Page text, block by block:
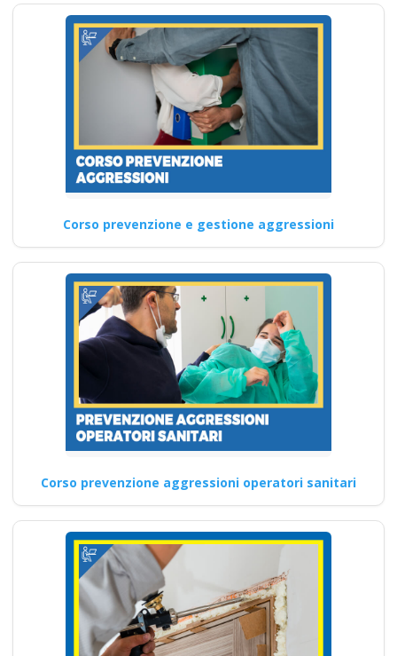
Corso prevenzione e gestione aggressioni
Corso prevenzione aggressioni operatori sanitari